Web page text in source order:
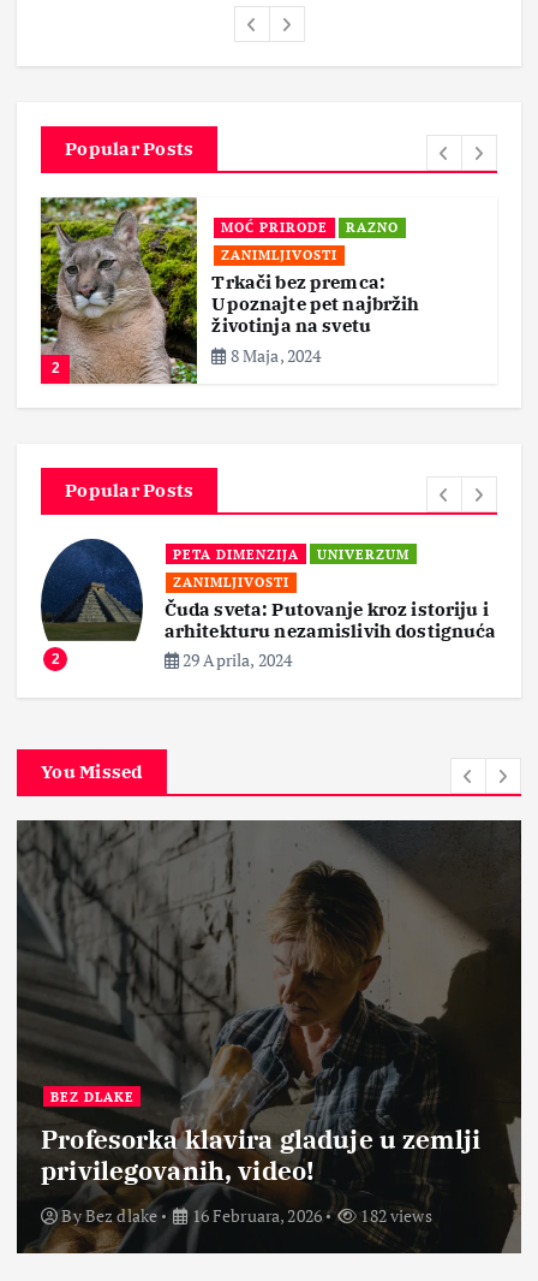
Popular Posts
2
MOĆ PRIRODE
RAZNO
ZANIMLJIVOSTI
Trkači bez premca:
Upoznajte pet najbržih
životinja na svetu
8 Maja, 2024
Popular Posts
2
PETA DIMENZIJA
UNIVERZUM
ZANIMLJIVOSTI
Čuda sveta: Putovanje kroz istoriju i
arhitekturu nezamislivih dostignuća
29 Aprila, 2024
You Missed
BEZ DLAKE
Profesorka klavira gladuje u zemlji
privilegovanih, video!
ByBez dlake 16 Februara, 2026 182 views